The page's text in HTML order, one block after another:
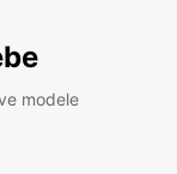
modele